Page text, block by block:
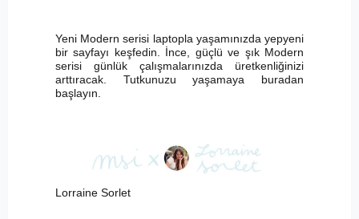
Yeni Modern serisi laptopla yaşamınızda yepyeni
bir sayfayı keşfedin. İnce, güçlü ve şık Modern
serisi günlük çalışmalarınızda üretkenliğinizi
arttıracak. Tutkunuzu yaşamaya buradan
başlayın.
Lorraine Sorlet